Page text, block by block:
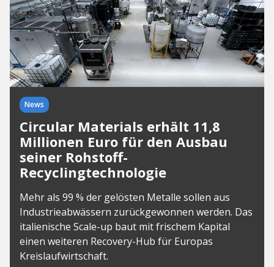
News
Circular Materials erhält 11,8
Millionen Euro für den Ausbau
seiner Rohstoff-
Recyclingtechnologie
Mehr als 99 % der gelösten Metalle sollen aus
Industrieabwässern zurückgewonnen werden. Das
italienische Scale-up baut mit frischem Kapital
einen weiteren Recovery-Hub für Europas
Kreislaufwirtschaft.